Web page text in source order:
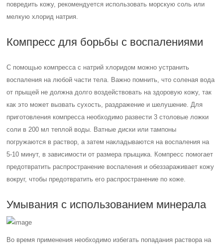
повредить кожу, рекомендуется использовать морскую соль или
мелкую хлорид натрия.
Компресс для борьбы с воспалениями
С помощью компресса с натрий хлоридом можно устранить
воспаления на любой части тела. Важно помнить, что соленая вода
от прыщей не должна долго воздействовать на здоровую кожу, так
как это может вызвать сухость, раздражение и шелушение. Для
приготовления компресса необходимо развести 3 столовые ложки
соли в 200 мл теплой воды. Ватные диски или тампоны
погружаются в раствор, а затем накладываются на воспаления на
5-10 минут, в зависимости от размера прыщика. Компресс помогает
предотвратить распространение воспаления и обеззараживает кожу
вокруг, чтобы предотвратить его распространение по коже.
Умывания с использованием минерала
Во время применения необходимо избегать попадания раствора на